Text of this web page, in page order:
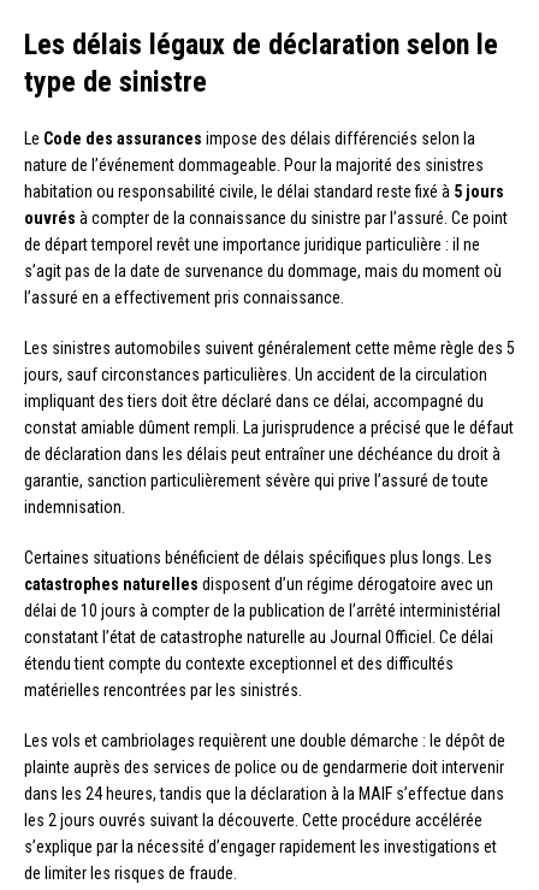
Les délais légaux de déclaration selon le
type de sinistre
Le Code des assurances impose des délais différenciés selon la
nature de l’événement dommageable. Pour la majorité des sinistres
habitation ou responsabilité civile, le délai standard reste fixé à 5 jours
ouvrés à compter de la connaissance du sinistre par l’assuré. Ce point
de départ temporel revêt une importance juridique particulière : il ne
s’agit pas de la date de survenance du dommage, mais du moment où
l’assuré en a effectivement pris connaissance.
Les sinistres automobiles suivent généralement cette même règle des 5
jours, sauf circonstances particulières. Un accident de la circulation
impliquant des tiers doit être déclaré dans ce délai, accompagné du
constat amiable dûment rempli. La jurisprudence a précisé que le défaut
de déclaration dans les délais peut entraîner une déchéance du droit à
garantie, sanction particulièrement sévère qui prive l’assuré de toute
indemnisation.
Certaines situations bénéficient de délais spécifiques plus longs. Les
catastrophes naturelles disposent d’un régime dérogatoire avec un
délai de 10 jours à compter de la publication de l’arrêté interministérial
constatant l’état de catastrophe naturelle au Journal Officiel. Ce délai
étendu tient compte du contexte exceptionnel et des difficultés
matérielles rencontrées par les sinistrés.
Les vols et cambriolages requièrent une double démarche : le dépôt de
plainte auprès des services de police ou de gendarmerie doit intervenir
dans les 24 heures, tandis que la déclaration à la MAIF s’effectue dans
les 2 jours ouvrés suivant la découverte. Cette procédure accélérée
s’explique par la nécessité d’engager rapidement les investigations et
de limiter les risques de fraude.